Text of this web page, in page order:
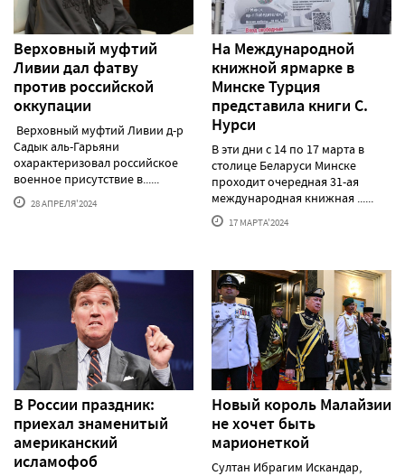
Верховный муфтий
Ливии дал фатву
против российской
оккупации
Верховный муфтий Ливии д-р
Садык аль-Гарьяни
охарактеризовал российское
военное присутствие в......
28 АПРЕЛЯ'2024
На Международной
книжной ярмарке в
Минске Турция
представила книги С.
Нурси
В эти дни с 14 по 17 марта в
столице Беларуси Минске
проходит очередная 31-ая
международная книжная ......
17 МАРТА'2024
В России праздник:
приехал знаменитый
американский
исламофоб
Новый король Малайзии
не хочет быть
марионеткой
Султан Ибрагим Искандар,